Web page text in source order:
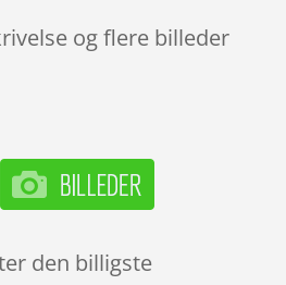
og flere billeder
den billigste